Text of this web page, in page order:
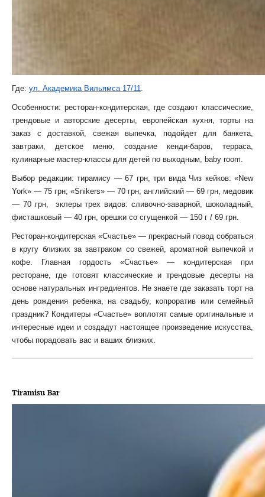
Где: ул. Академика Вильямса 17/11.
Особенности: ресторан-кондитерская, где создают классические,
трендовые и авторские десерты, европейская кухня, торты на
заказ с доставкой, свежая выпечка, подойдет для банкета,
завтраки, детское меню, создание кенди-баров, терраса,
кулинарные мастер-классы для детей по выходным, baby room.
Выбор редакции: тирамису — 67 грн, три вида Чиз кейков: «New
York» — 75 грн; «Snikers» — 70 грн; английский — 69 грн, медовик
— 70 грн, эклеры трех видов: сливочно-заварной, шоколадный,
фисташковый — 40 грн, орешки со сгущенкой — 150 г / 69 грн.
Ресторан-кондитерская «Счастье» — прекрасный повод собраться
в кругу близких за завтраком со свежей, ароматной выпечкой и
кофе. Главная гордость «Счастье» — кондитерская при
ресторане, где готовят классические и трендовые десерты на
основе натуральных ингредиентов. Не знаете где заказать торт на
день рождения ребенка, на свадьбу, копроратив или семейный
праздник? Кондитеры «Счастье» воплотят самые оригинальные и
интересные идеи и создадут настоящее произведение искусства,
чтобы порадовать вас и ваших близких.
Tiramisu Bar